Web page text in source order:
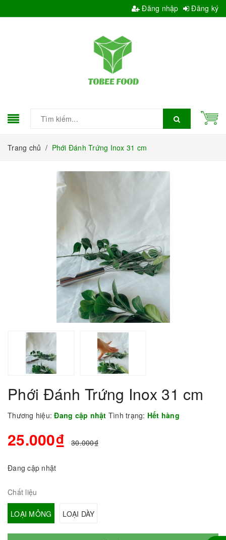
Đăng nhập Đăng ký
Trang chủ / Phới Đánh Trứng Inox 31 cm
Phới Đánh Trứng Inox 31 cm
Thương hiệu: Đang cập nhật Tình trạng: Hết hàng
25.000₫ 30.000₫
Đang cập nhật
Chất liệu
LOẠI MỎNG LOẠI DÀY